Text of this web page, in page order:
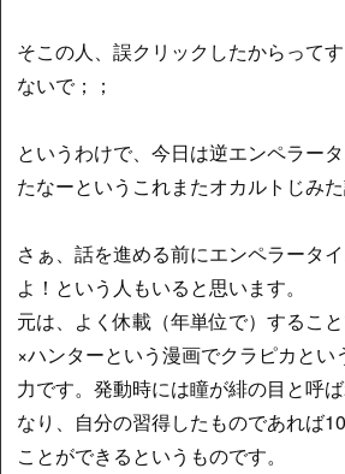
そこの人、誤クリックしたからって
ないで；；
というわけで、今日は逆エンペラー
たなーというこれまたオカルトじみた
さぁ、話を進める前にエンペラータ
よ！という人もいると思います。
元は、よく休載（年単位で）するこ
×ハンターという漫画でクラピカとい
力です。発動時には瞳が緋の目と呼
なり、自分の習得したものであれば
ことができるというものです。